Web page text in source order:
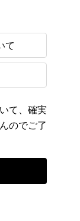
て
て、確実
のでご了